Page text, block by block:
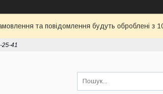
та повідомлення будуть оброблені з
25-41